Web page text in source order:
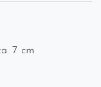
7 cm